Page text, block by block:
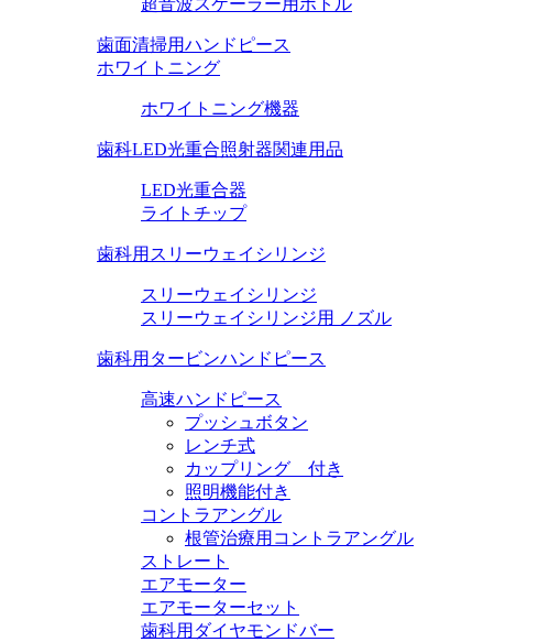
超音波スケーラー用ボトル
歯面清掃用ハンドピース
ホワイトニング
ホワイトニング機器
歯科LED光重合照射器関連用品
LED光重合器
ライトチップ
歯科用スリーウェイシリンジ
スリーウェイシリンジ
スリーウェイシリンジ用 ノズル
歯科用タービンハンドピース
高速ハンドピース
プッシュボタン
レンチ式
カップリング 付き
照明機能付き
コントラアングル
根管治療用コントラアングル
ストレート
エアモーター
エアモーターセット
歯科用ダイヤモンドバー